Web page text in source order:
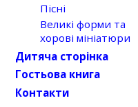
Пісні
Великі форми та
хорові мініатюри
Дитяча сторінка
Гостьова книга
Контакти